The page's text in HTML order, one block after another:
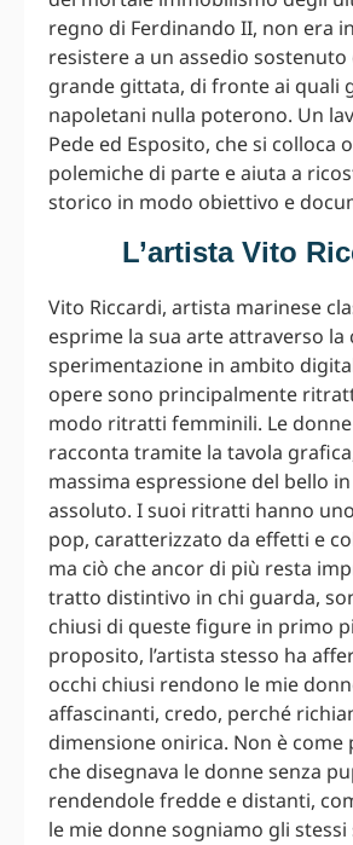
regno di Ferdinando II, non era
resistere a un assedio sostenuto
grande gittata, di fronte ai quali
napoletani nulla poterono. Un
Pede ed Esposito, che si colloca
polemiche di parte e aiuta a
storico in modo obiettivo e
L’artista Vito
Vito Riccardi, artista marinese
esprime la sua arte attraverso la
sperimentazione in ambito
opere sono principalmente
modo ritratti femminili. Le donne
racconta tramite la tavola
massima espressione del bello
assoluto. I suoi ritratti hanno
pop, caratterizzato da effetti e
ma ciò che ancor di più resta
tratto distintivo in chi guarda,
chiusi di queste figure in primo
proposito, l’artista stesso ha
occhi chiusi rendono le mie
affascinanti, credo, perché
dimensione onirica. Non è come
che disegnava le donne senza
rendendole fredde e distanti,
le mie donne sogniamo gli stessi